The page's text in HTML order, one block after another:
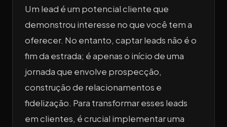
Um lead é um potencial cliente que
demonstrou interesse no que você tem a
oferecer. No entanto, captar leads não é o
fim da estrada; é apenas o início de uma
jornada que envolve prospecção,
construção de relacionamentos e
fidelização. Para transformar esses leads
em clientes, é crucial implementar uma